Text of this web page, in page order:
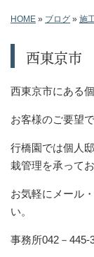
HOME » ブログ » 施
西東京市
西東京市にある
お客様のご要望
行橋園では個人
栽管理を承ってお
お気軽にメール
い。
事務所042－445-